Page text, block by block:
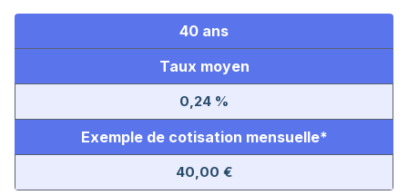
40 ans
Taux moyen
0,24 %
Exemple de cotisation mensuelle*
40,00 €